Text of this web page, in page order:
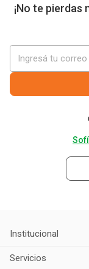
¡No te
Institucional
Servicios
. mineral 89
6
protector solar
8
9